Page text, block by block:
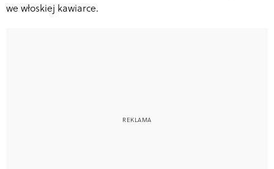
we włoskiej kawiarce.